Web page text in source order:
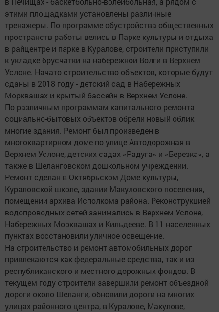
этими площадками установлены различные
тренажеры. По программе обустройства общественных
пространств работы велись в Парке культуры и отдыха
в райцентре и парке в Куралове, строители приступили
к укладке брусчатки на набережной Волги в Верхнем
Услоне. Начато строительство объектов, которые будут
сданы в 2018 году - детский сад в Набережных
Морквашах и крытый бассейн в Верхнем Услоне.
По различным программам капитального ремонта
социально-бытовых объектов обрели новый облик
многие здания. Ремонт был произведен в
многоквартирном доме по улице Автодорожная в
Верхнем Услоне, детских садах «Радуга» и «Березка», а
также в Шеланговском дошкольном учреждении.
Ремонт сделан в Октябрьском Доме культуры,
Кураловской школе, здании Макуловского поселения,
помещении архива Исполкома района. Реконструкцией
водопроводных сетей занимались в Верхнем Услоне,
Набережных Морквашах и Кильдееве. В 11 населенных
пунктах восстановили уличное освещение.
На строительство и ремонт автомобильных дорог
привлекаются как федеральные средства, так и из
республиканского и местного дорожных фондов. В
текущем году строители завершили ремонт объездной
дороги около Шеланги, обновили дороги на многих
улицах районного центра, в Куралове, Макулове,